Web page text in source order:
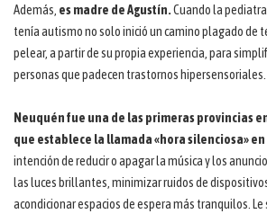
Además, es madre de Agustín.Cuando la
tenía autismo no solo inició un camino plagado de
pelear, a partir de su propia experiencia, para
personas que padecen trastornos hipersensoriales.
Neuquén fue una de las primeras provincias
que establece la llamada «hora silenciosa»
intención de reducir o apagar la música y los
las luces brillantes, minimizar ruidos de
acondicionar espacios de espera más tranquilos. Le